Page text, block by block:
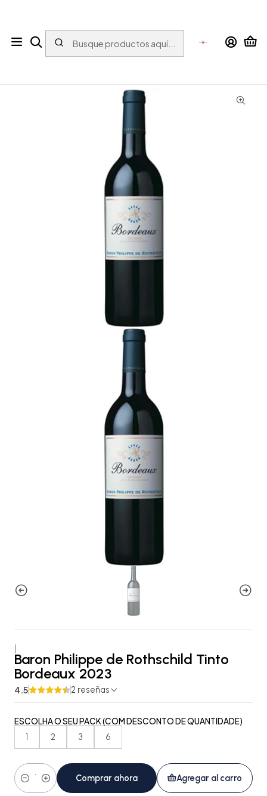
Inicio Vino Vino tinto Francia Bordeaux Bordeaux
Baron Philippe de Rothschild Tinto Bordeaux 2023
Baron Philippe de Rothschild Tinto
Bordeaux 2023
4.5 2 reseñas
ESCOLHA O SEU PACK (COM DESCONTO DE QUANTIDADE)
1 2 3 6
Cantidad
Agregar al carro
Comprar ahora